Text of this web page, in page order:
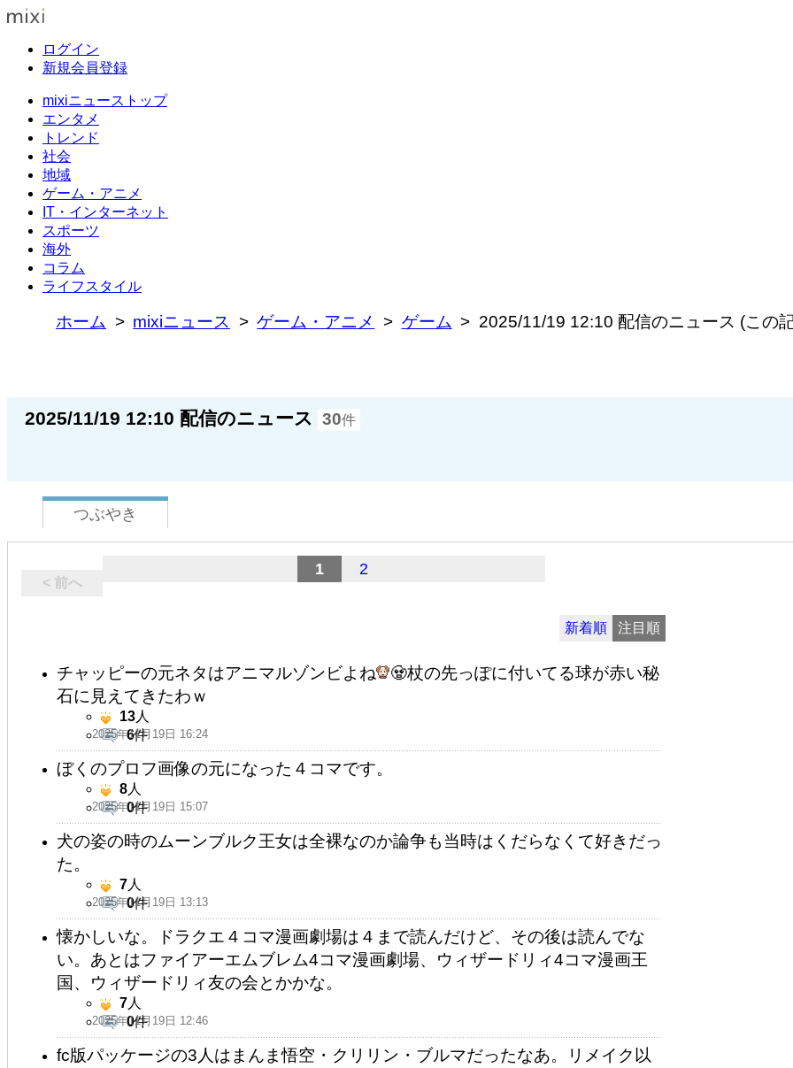
ログイン
新規会員登録
mixiニューストップ
エンタメ
トレンド
社会
地域
ゲーム・アニメ
IT・インターネット
スポーツ
海外
コラム
ライフスタイル
ホーム mixiニュース ゲーム・アニメ ゲーム 2025/11/19 12:10 配信のニュース (この
2025/11/19 12:10 配信のニュース 30件
つぶやき
< 前へ
1 2
新着順 注目順
チャッピーの元ネタはアニマルゾンビよね
🧟杖の先っぽに付いてる球が赤い秘
石に見えてきたわｗ
2025年11月19日 16:24
13人
6件
ぼくのプロフ画像の元になった４コマです。
2025年11月19日 15:07
8人
0件
犬の姿の時のムーンブルク王女は全裸なのか論争も当時はくだらなくて好きだっ
た。
2025年11月19日 13:13
7人
0件
懐かしいな。ドラクエ４コマ漫画劇場は４まで読んだけど、その後は読んでな
い。あとはファイアーエムブレム4コマ漫画劇場、ウィザードリィ4コマ漫画王
国、ウィザードリィ友の会とかかな。
2025年11月19日 12:46
7人
0件
fc版パッケージの3人はまんま悟空・クリリン・ブルマだったなあ。リメイク以